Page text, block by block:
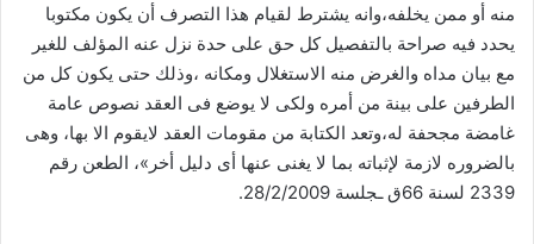
منه أو ممن يخلفه،وانه يشترط لقيام هذا التصرف أن يكون مكتوبا
يحدد فيه صراحة بالتفصيل كل حق على حدة نزل عنه المؤلف للغير
مع بيان مداه والغرض منه الاستغلال ومكانه ،وذلك حتى يكون كل من
الطرفين على بينة من أمره ولكى لا يوضع فى العقد نصوص عامة
غامضة مجحفة له،وتعد الكتابة من مقومات العقد لايقوم الا بها، وهى
بالضروره لازمة لإثباته بما لا يغنى عنها أى دليل أخر»، الطعن رقم
2339 لسنة 66ق ـجلسة 28/2/2009.